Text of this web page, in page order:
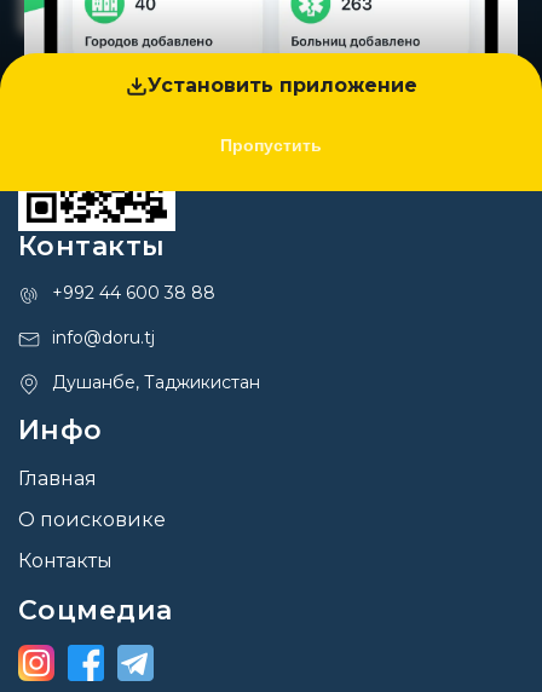
Установить приложение
Пропустить
Контакты
+992 44 600 38 88
info@doru.tj
Душанбе, Таджикистан
Инфо
Главная
О поисковике
Контакты
Соцмедиа